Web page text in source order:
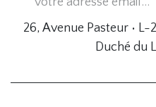
26, Avenue Pasteur •
Duché du